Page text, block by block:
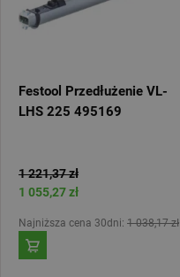
Festool Przedłużenie VL-
LHS 225 495169
1 221,37 zł
1 055,27 zł
Najniższa cena 30dni: 1 038,17 zł